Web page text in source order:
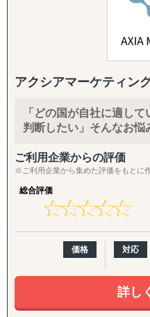
『INTERForce｜海外進出伴
『LocaForce（ロカフォー
ビス』
『LocaResearch（ロカリ
↳「どの国で売るか」から
素材を収集する。
『セカイキョテン｜海外会
↳ 現地法人・オフショア
までをワンストップで代行
↳ 就労ビザ・長期滞在ビザ
取得を現地連携でサポート
ー・提携専門家とのネット
対応可能な体制を構築して
海外進出のご相談・市場調
会社管理、クロスボーダー
で、国際ビジネスのすべて
特に、会計・税務・法務・
製していることが、他のコ
い強みです。
〈主要サービス〉
・販路開拓 現地企業マッ
対応)
海外販路拡大、提携先・代
トナー探しを単発でもお請
アクシアマーケティン
「どの国が自社に適し
判断したい」そんなお悩
ご利用企業からの評価
※ご利用企業から集めた評価をもとに
総合評価
★★★★★
★★★★★
価格 対応
詳し